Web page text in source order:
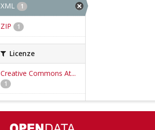
XML 1
ZIP 1
Licenze
Creative Commons At...
1